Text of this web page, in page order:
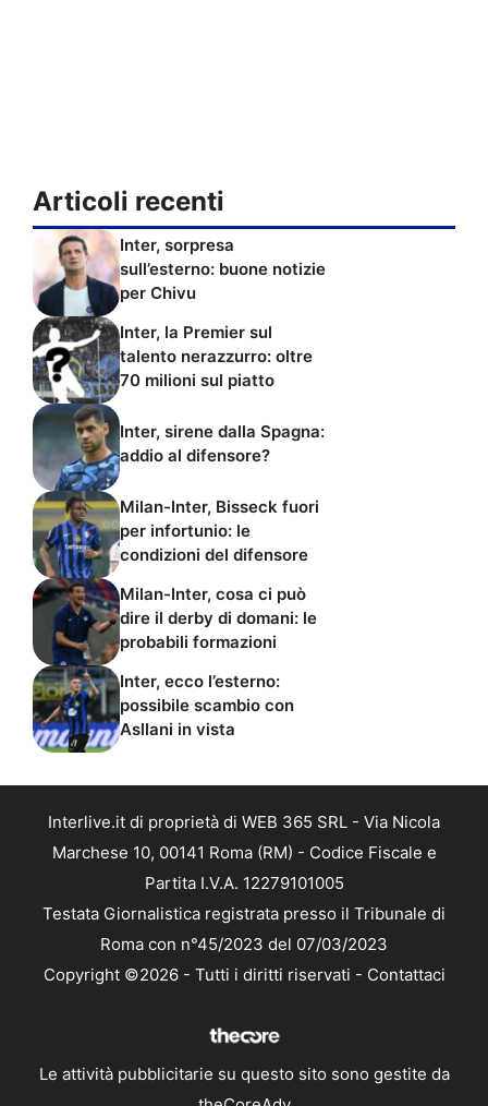
Articoli recenti
Inter, sorpresa
sull’esterno: buone notizie
per Chivu
Inter, la Premier sul
talento nerazzurro: oltre
70 milioni sul piatto
Inter, sirene dalla Spagna:
addio al difensore?
Milan-Inter, Bisseck fuori
per infortunio: le
condizioni del difensore
Milan-Inter, cosa ci può
dire il derby di domani: le
probabili formazioni
Inter, ecco l’esterno:
possibile scambio con
Asllani in vista
Interlive.it di proprietà di WEB 365 SRL - Via Nicola
Marchese 10, 00141 Roma (RM) - Codice Fiscale e
Partita I.V.A. 12279101005
Testata Giornalistica registrata presso il Tribunale di
Roma con n°45/2023 del 07/03/2023
Copyright ©2026 - Tutti i diritti riservati - Contattaci
Le attività pubblicitarie su questo sito sono gestite da